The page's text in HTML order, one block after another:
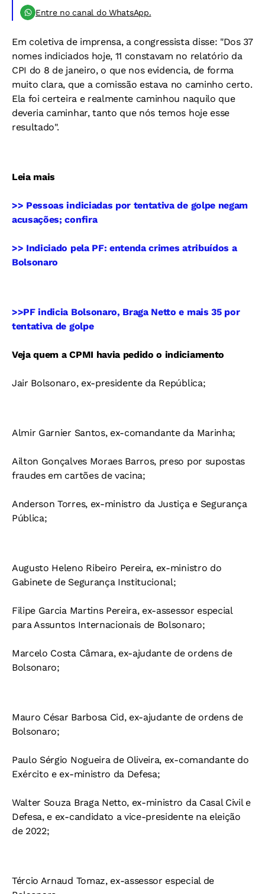
Entre no canal do WhatsApp.
Em coletiva de imprensa, a congressista disse: "Dos 37
nomes indiciados hoje, 11 constavam no relatório da
CPI do 8 de janeiro, o que nos evidencia, de forma
muito clara, que a comissão estava no caminho certo.
Ela foi certeira e realmente caminhou naquilo que
deveria caminhar, tanto que nós temos hoje esse
resultado".
Leia mais
>> Pessoas indiciadas por tentativa de golpe negam
acusações; confira
>> Indiciado pela PF: entenda crimes atribuídos a
Bolsonaro
>>PF indicia Bolsonaro, Braga Netto e mais 35 por
tentativa de golpe
Veja quem a CPMI havia pedido o indiciamento
Jair Bolsonaro, ex-presidente da República;
Almir Garnier Santos, ex-comandante da Marinha;
Ailton Gonçalves Moraes Barros, preso por supostas
fraudes em cartões de vacina;
Anderson Torres, ex-ministro da Justiça e Segurança
Pública;
Augusto Heleno Ribeiro Pereira, ex-ministro do
Gabinete de Segurança Institucional;
Filipe Garcia Martins Pereira, ex-assessor especial
para Assuntos Internacionais de Bolsonaro;
Marcelo Costa Câmara, ex-ajudante de ordens de
Bolsonaro;
Mauro César Barbosa Cid, ex-ajudante de ordens de
Bolsonaro;
Paulo Sérgio Nogueira de Oliveira, ex-comandante do
Exército e ex-ministro da Defesa;
Walter Souza Braga Netto, ex-ministro da Casal Civil e
Defesa, e ex-candidato a vice-presidente na eleição
de 2022;
Tércio Arnaud Tomaz, ex-assessor especial de